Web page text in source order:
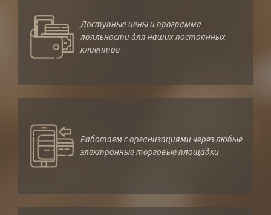
Доступные цены и программа
лояльности для наших постоянных
клиентов
Работаем с организациями через любые
электронные торговые площадки